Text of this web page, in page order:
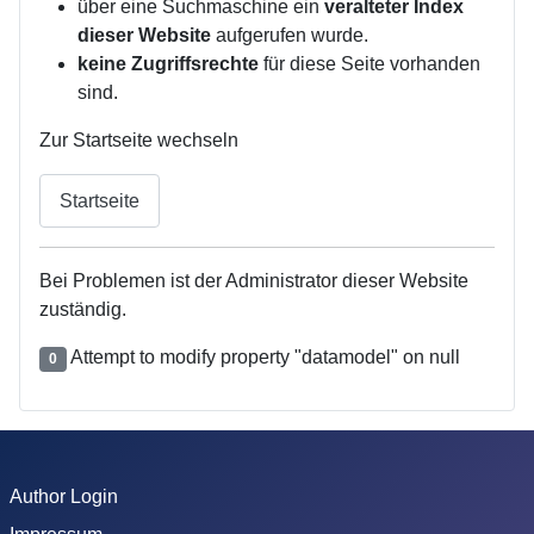
über eine Suchmaschine ein veralteter Index
dieser Website aufgerufen wurde.
keine Zugriffsrechte für diese Seite vorhanden
sind.
Zur Startseite wechseln
Startseite
Bei Problemen ist der Administrator dieser Website
zuständig.
0 Attempt to modify property "datamodel" on null
Author Login